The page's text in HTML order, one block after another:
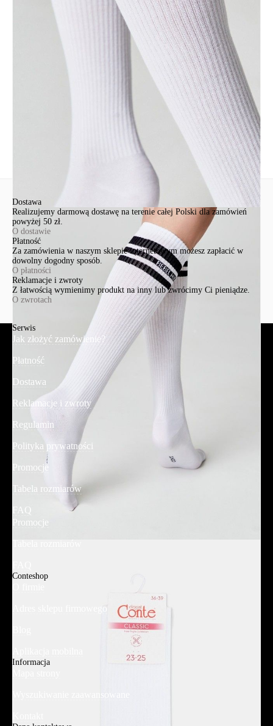
bawełna 54%, poliamid 42%, elastan 4%
Ten produkt nie ma pytań Możesz zadać pytanie, klikając przycisk
Dostawa
Realizujemy darmową dostawę na terenie całej Polski dla zamówień
powyżej 50 zł.
O dostawie
Płatność
Za zamówienia w naszym sklepie internetowym możesz zapłacić w
dowolny dogodny sposób.
O płatności
Reklamacje i zwroty
Z łatwością wymienimy produkt na inny lub zwrócimy Ci pieniądze.
O zwrotach
Serwis
Jak złożyć zamówienie?
Płatność
Dostawa
Reklamacje i zwroty
Regulamin
Polityka prywatności
Promocje
Tabela rozmiarów
FAQ
Promocje
Conteshop
Adres sklepu firmowego
Informacja
Wyszukiwanie zaawansowane